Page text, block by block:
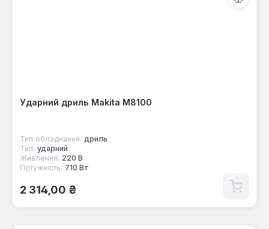
Ударний дриль Makita M8100
Тип обладнання: дриль
Тип: ударний
Живлення: 220 В
Потужність: 710 Вт
Звичайна ціна:
2 314,00 ₴